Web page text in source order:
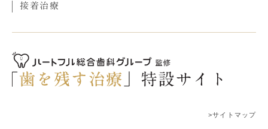
接着治療
>サイトマップ